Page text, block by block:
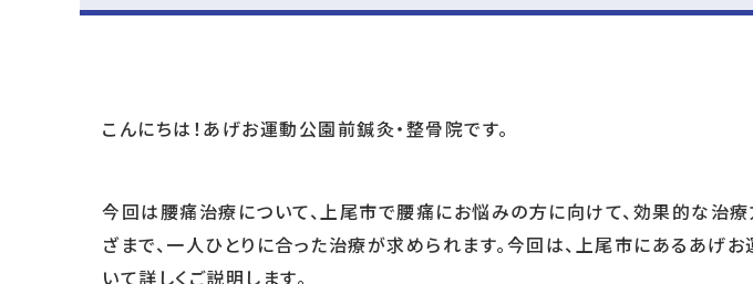
こんにちは！あげお運動公園前鍼灸・整骨院です。
今回は腰痛治療について、上尾市で腰痛にお悩みの方に向けて、効果的な治
ざまで、一人ひとりに合った治療が求められます。今回は、上尾市にあるあ
いて詳しくご説明します。